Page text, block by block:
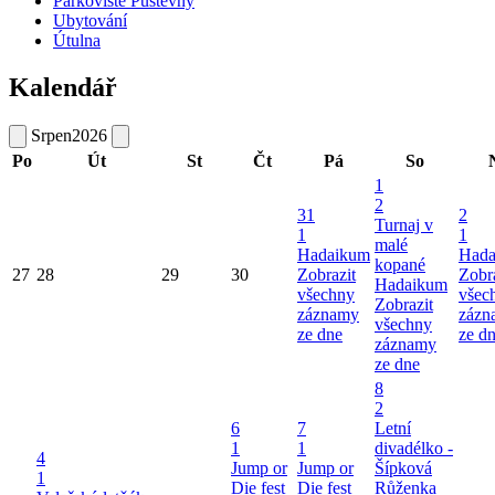
Ubytování
Útulna
Kalendář
Srpen2026
Po
Út St Čt Pá So
27 28 29 30
31
1
Hadaikum
Zobrazit
všechny
záznamy
ze dne
1
2
Turnaj v
malé
kopané
Hadaikum
Zobrazit
všechny
záznamy
ze dne
2
1
ze
4
1
6
1
Jump or
Die fest
7
1
Jump or
Die fest
8
2
Letní
divadélko -
Šípková
Růženka